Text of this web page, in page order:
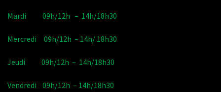
Mardi 09h/12h – 14h/18h30
Mercredi 09h/12h – 14h/ 18h30
Jeudi 09h/12h – 14h/18h30
Vendredi 09h/12h – 14h/18h30